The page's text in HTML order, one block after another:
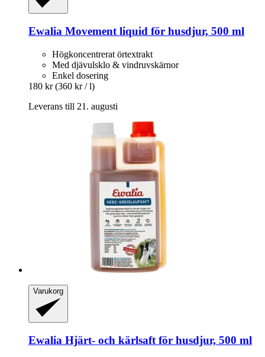
Ewalia Movement liquid för husdjur, 500 ml
Högkoncentrerat örtextrakt
Med djävulsklo & vindruvskärnor
Enkel dosering
180 kr (360 kr / l)
Leverans till 21. augusti
Varukorg
Ewalia Hjärt-​ och kärlsaft för husdjur, 500 ml